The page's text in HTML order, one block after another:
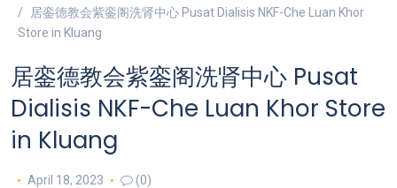
居銮德教会紫銮阁洗肾中心 Pusat Dialisis NKF-Che Luan Khor
Store in Kluang
居銮德教会紫銮阁洗肾中心 Pusat
Dialisis NKF-Che Luan Khor Store
in Kluang
April 18, 2023 (0)